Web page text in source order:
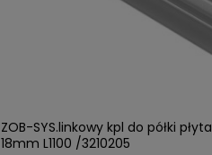
ZOB-SYS.linkowy kpl do półki płyta
18mm L1100 /3210205